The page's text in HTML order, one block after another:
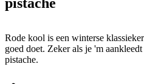
Rode kool is een winterse
goed doet. Zeker als je 'm
pistache.